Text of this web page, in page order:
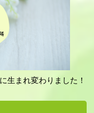
生まれ変わりました！